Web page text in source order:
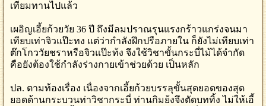
เทียมทานไปแล้ว
เผอิญเอี้ยก้วยวัย 36 ปี ถึงมีลมปราณรุนแรงกร้าวแกร่งจนมา
เทียบเท่าจิวแป๊ะทง แต่ว่ากำลังฝึกปรือภายใน ก็ยังไม่เทียบเท่า
ต๊กโกววัยชราหรือจิวแป๊ะท้ง จึงใช้วิชาขั้นกระบี่ไม้ได้จำกัด
คือยังต้องใช้กำลังร่างกายเข้าช่วยด้วย เป็นหลัก
ปล. ตามท้องเรื่อง เนื่องจากเอี้ยก้วยบรรลุขั้นสุดยอดของสุด
ยอดด้านกระบวนท่าวิชากระบี่ ท่านกิมย้งจึงตัดบททิ้ง ไม่ให้เอี้